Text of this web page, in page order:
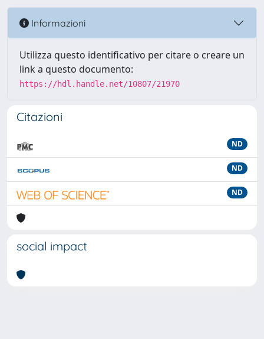
Informazioni
Utilizza questo identificativo per citare o creare un
link a questo documento:
https://hdl.handle.net/10807/21970
Citazioni
ND
ND
ND
social impact